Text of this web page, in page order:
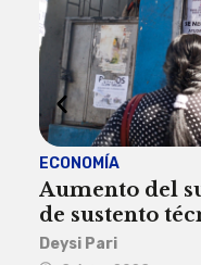
ECONOMÍA
Aumento del
de sustento
Deysi Pari